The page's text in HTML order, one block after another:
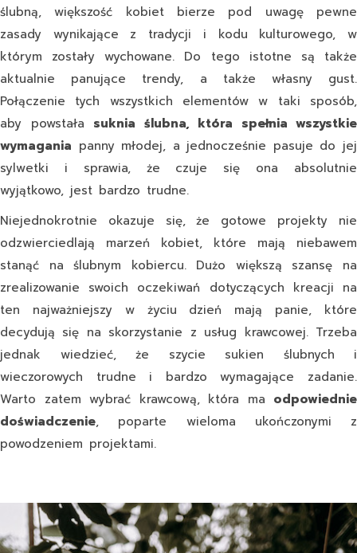
ślubną, większość kobiet bierze pod uwagę pewne
zasady wynikające z tradycji i kodu kulturowego, w
którym zostały wychowane. Do tego istotne są także
aktualnie panujące trendy, a także własny gust.
Połączenie tych wszystkich elementów w taki sposób,
aby powstała suknia ślubna, która spełnia wszystkie
wymagania panny młodej, a jednocześnie pasuje do jej
sylwetki i sprawia, że czuje się ona absolutnie
wyjątkowo, jest bardzo trudne.
Niejednokrotnie okazuje się, że gotowe projekty nie
odzwierciedlają marzeń kobiet, które mają niebawem
stanąć na ślubnym kobiercu. Dużo większą szansę na
zrealizowanie swoich oczekiwań dotyczących kreacji na
ten najważniejszy w życiu dzień mają panie, które
decydują się na skorzystanie z usług krawcowej. Trzeba
jednak wiedzieć, że szycie sukien ślubnych i
wieczorowych trudne i bardzo wymagające zadanie.
Warto zatem wybrać krawcową, która ma odpowiednie
doświadczenie, poparte wieloma ukończonymi z
powodzeniem projektami.